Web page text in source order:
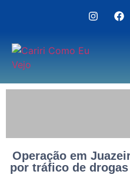
Operação em
por tráfico de